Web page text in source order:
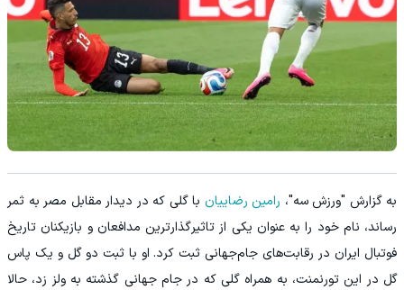
به گزارش "ورزش سه"، رامین رضاییان با گلی که در دیدار مقابل مصر به ثمر
رساند، نام خود را به عنوان یکی از تاثیرگذارترین مدافعان و بازیکنان تاریخ
فوتبال ایران در رقابت‌های جام‌جهانی ثبت کرد. او با ثبت دو گل و یک پاس
گل در این تورنمنت، به همراه گلی که در جام جهانی گذشته به ولز زد، حالا